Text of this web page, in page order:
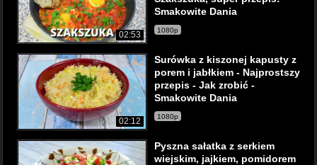
02:53
Smakowite Dania
1080p
02:12
Surówka z kiszonej kapusty z
porem i jabłkiem - Najprostszy
przepis - Jak zrobić -
Smakowite Dania
1080p
Pyszna sałatka z serkiem
wiejskim, jajkiem, pomidorem